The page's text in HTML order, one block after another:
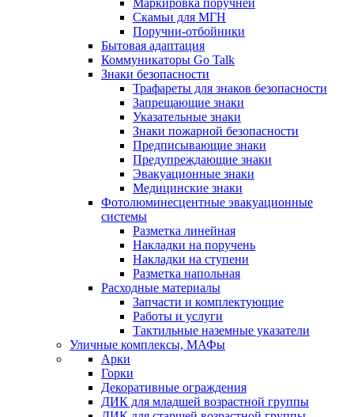
Маркировка поручней
Скамьи для МГН
Поручни-отбойники
Бытовая адаптация
Коммуникаторы Go Talk
Знаки безопасности
Трафареты для знаков безопасности
Запрещающие знаки
Указательные знаки
Знаки пожарной безопасности
Предписывающие знаки
Предупреждающие знаки
Эвакуационные знаки
Медицинские знаки
Фотолюминесцентные эвакуационные
системы
Разметка линейная
Накладки на поручень
Накладки на ступени
Разметка напольная
Расходные материалы
Запчасти и комплектующие
Работы и услуги
Тактильные наземные указатели
Уличные комплексы, МАФы
Арки
Горки
Декоративные ограждения
ДИК для младшей возрастной группы